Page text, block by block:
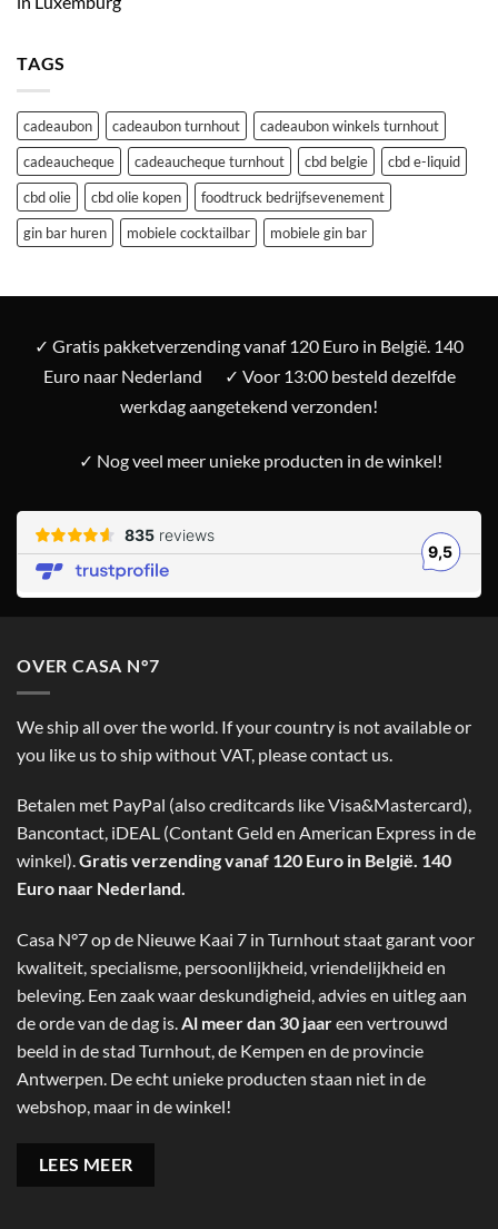
TAGS
cadeaubon cadeaubon turnhout
cadeaubon winkels turnhout
cadeaucheque
cadeaucheque turnhout cbd belgie
cbd e-liquid
cbd olie
cbd olie kopen
foodtruck bedrijfsevenement
gin bar huren
mobiele cocktailbar mobiele gin bar
✓ Gratis pakketverzending vanaf 120 Euro in België. 140
Euro naar Nederland
✓ Voor 13:00 besteld dezelfde
werkdag aangetekend verzonden!
✓ Nog veel meer unieke producten in de winkel!
OVER CASA N°7
We ship all over the world. If your country is not available or
you like us to ship without VAT, please contact us.
Betalen met PayPal (also creditcards like Visa&Mastercard),
Bancontact, iDEAL (Contant Geld en American Express in de
winkel).Gratis verzending vanaf 120 Euro in België. 140
Euro naar Nederland.
Casa N°7 op de Nieuwe Kaai 7 in Turnhout staat garant voor
kwaliteit, specialisme, persoonlijkheid, vriendelijkheid en
beleving. Een zaak waar deskundigheid, advies en uitleg aan
de orde van de dag is.Al meer dan 30 jaareen vertrouwd
beeld in de stad Turnhout, de Kempen en de provincie
Antwerpen. De echt unieke producten staan niet in de
webshop, maar in de winkel!
LEES MEER